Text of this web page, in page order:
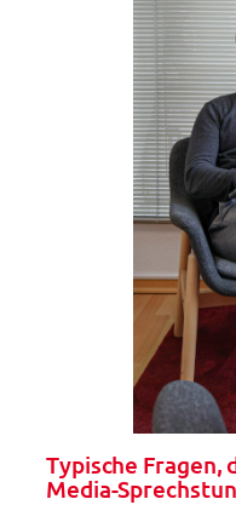
Typische Fragen,
Media-